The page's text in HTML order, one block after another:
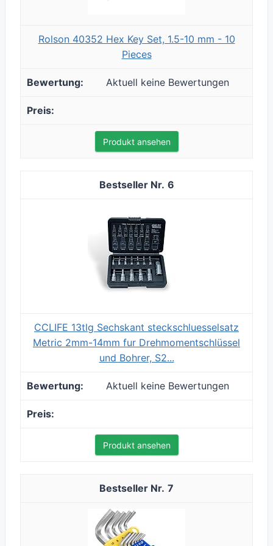
Rolson 40352 Hex Key Set, 1.5-10 mm - 10
Pieces
Aktuell keine Bewertungen
Produkt ansehen
6
CCLIFE 13tlg Sechskant steckschluesselsatz
Metric 2mm-14mm fur Drehmomentschlüssel
und Bohrer, S2...
Aktuell keine Bewertungen
Produkt ansehen
7